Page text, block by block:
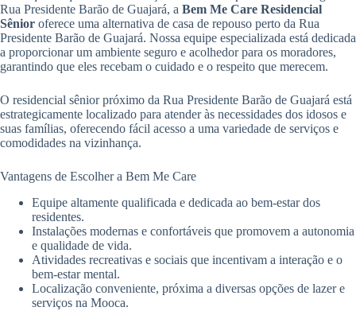
Rua Presidente Barão de Guajará, a Bem Me Care Residencial
Sênior oferece uma alternativa de casa de repouso perto da Rua
Presidente Barão de Guajará. Nossa equipe especializada está dedicada
a proporcionar um ambiente seguro e acolhedor para os moradores,
garantindo que eles recebam o cuidado e o respeito que merecem.
O residencial sênior próximo da Rua Presidente Barão de Guajará está
estrategicamente localizado para atender às necessidades dos idosos e
suas famílias, oferecendo fácil acesso a uma variedade de serviços e
comodidades na vizinhança.
Vantagens de Escolher a Bem Me Care
Equipe altamente qualificada e dedicada ao bem-estar dos
residentes.
Instalações modernas e confortáveis que promovem a autonomia
e qualidade de vida.
Atividades recreativas e sociais que incentivam a interação e o
bem-estar mental.
Localização conveniente, próxima a diversas opções de lazer e
serviços na Mooca.